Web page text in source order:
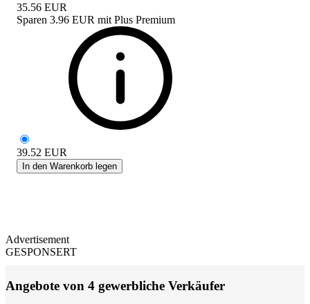
35.56 EUR
Sparen 3.96 EUR mit Plus Premium
39.52 EUR
In den Warenkorb legen
Advertisement
GESPONSERT
Angebote von 4 gewerbliche Verkäufer